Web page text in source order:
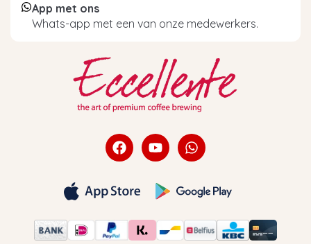
App met ons
Whats-app met een van onze medewerkers.